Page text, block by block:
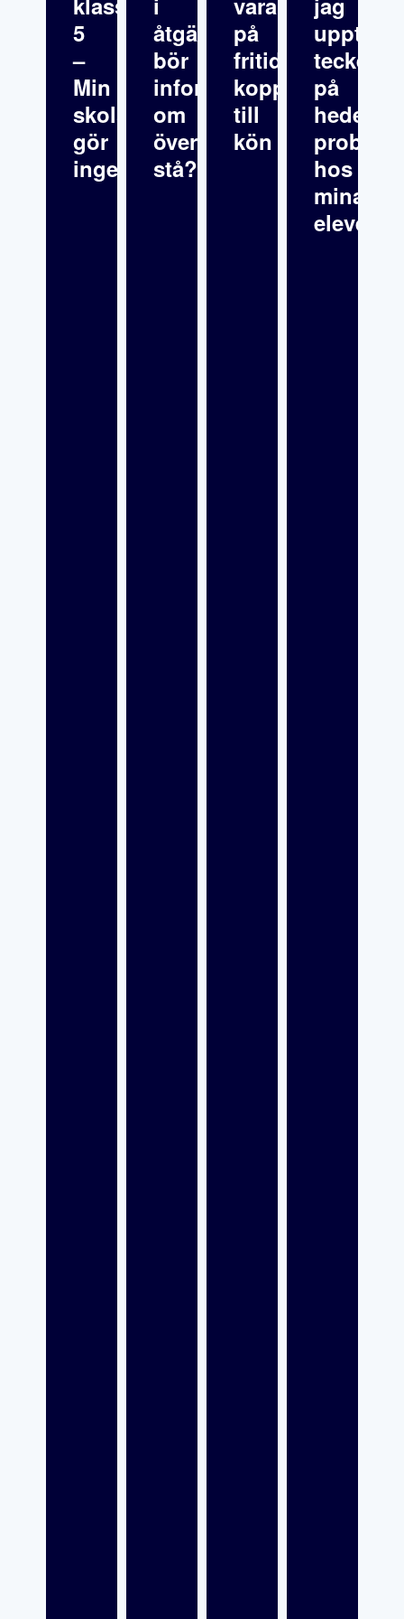
5
–
Min
skolsköterska
gör
inget
åtgärdsprogrammet
bör
informationen
om
överklagande
stå?
på
fritids
kopplat
till
kön
tecken
på
hos
mina
elever?